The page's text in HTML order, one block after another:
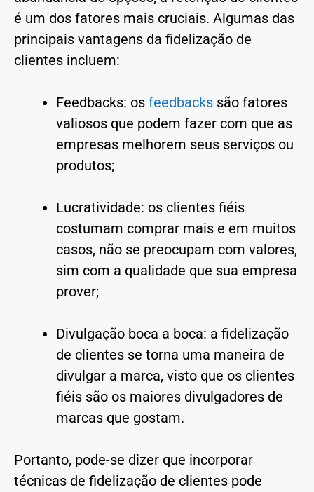
é um dos fatores mais cruciais. Algumas das
principais vantagens da fidelização de
clientes incluem:
Feedbacks: os feedbacks são fatores
valiosos que podem fazer com que as
empresas melhorem seus serviços ou
produtos;
Lucratividade: os clientes fiéis
costumam comprar mais e em muitos
casos, não se preocupam com valores,
sim com a qualidade que sua empresa
prover;
Divulgação boca a boca: a fidelização
de clientes se torna uma maneira de
divulgar a marca, visto que os clientes
fiéis são os maiores divulgadores de
marcas que gostam.
Portanto, pode-se dizer que incorporar
técnicas de fidelização de clientes pode